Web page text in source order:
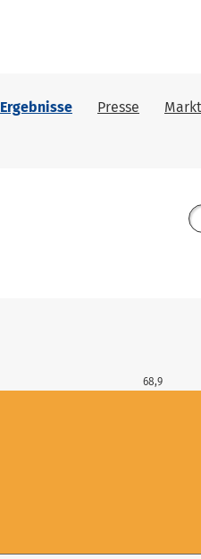
Ergebnisse Presse
68,9